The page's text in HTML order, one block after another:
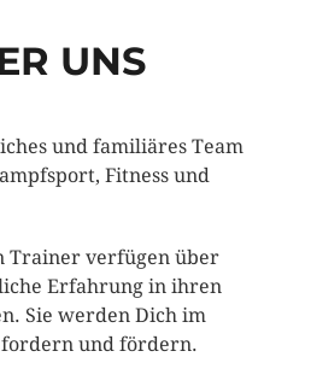
UNS
und familiäres Team
Fitness und
Trainer verfügen über
Erfahrung in ihren
Sie werden Dich im
und fördern.